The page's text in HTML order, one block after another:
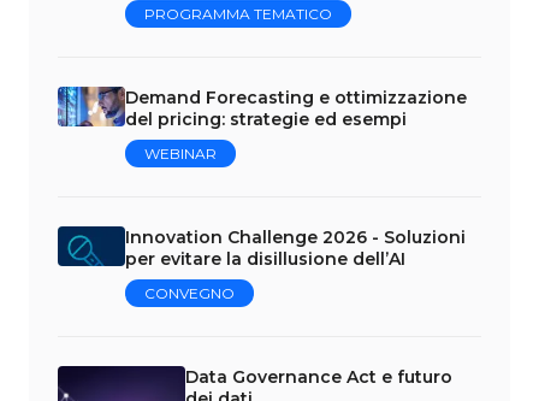
PROGRAMMA TEMATICO
Demand Forecasting e ottimizzazione
del pricing: strategie ed esempi
WEBINAR
Innovation Challenge 2026 - Soluzioni
per evitare la disillusione dell’AI
CONVEGNO
Data Governance Act e futuro